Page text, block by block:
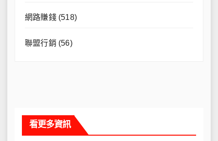
網路賺錢(518)
聯盟行銷 (56)
看更多資訊